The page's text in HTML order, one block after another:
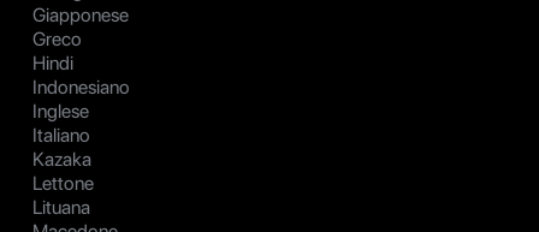
Giapponese
Greco
Hindi
Indonesiano
Inglese
Italiano
Kazaka
Lettone
Lituana